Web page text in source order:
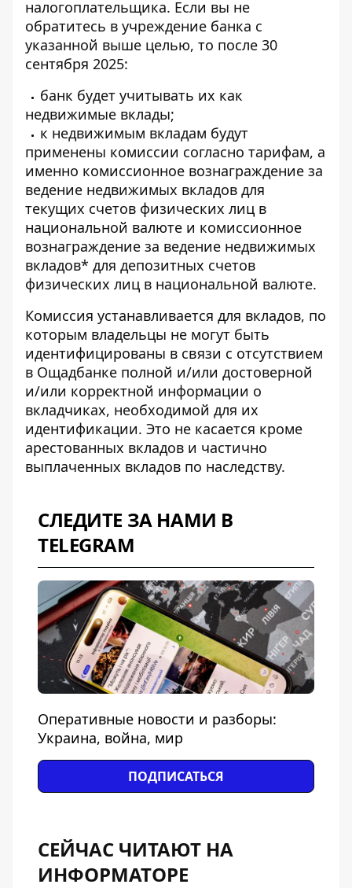
налогоплательщика. Если вы не
обратитесь в учреждение банка с
указанной выше целью, то после 30
сентября 2025:
банк будет учитывать их как
недвижимые вклады;
к недвижимым вкладам будут
применены комиссии согласно тарифам, а
именно комиссионное вознаграждение за
ведение недвижимых вкладов для
текущих счетов физических лиц в
национальной валюте и комиссионное
вознаграждение за ведение недвижимых
вкладов* для депозитных счетов
физических лиц в национальной валюте.
Комиссия устанавливается для вкладов, по
которым владельцы не могут быть
идентифицированы в связи с отсутствием
в Ощадбанке полной и/или достоверной
и/или корректной информации о
вкладчиках, необходимой для их
идентификации. Это не касается кроме
арестованных вкладов и частично
выплаченных вкладов по наследству.
СЛЕДИТЕ ЗА НАМИ В
TELEGRAM
Оперативные новости и разборы:
Украина, война, мир
ПОДПИСАТЬСЯ
СЕЙЧАС ЧИТАЮТ НА
ИНФОРМАТОРЕ